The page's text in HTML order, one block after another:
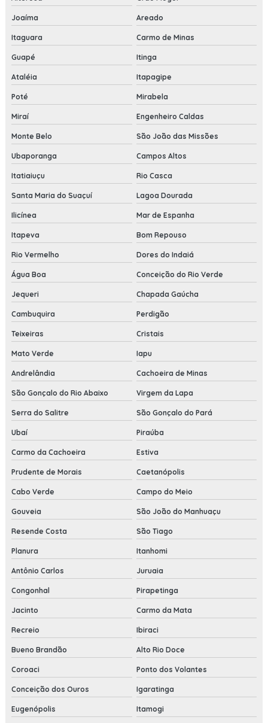
Joaíma Areado
Itaguara Carmo de Minas
Guapé Itinga
Ataléia Itapagipe
Poté Mirabela
Miraí Engenheiro Caldas
Monte Belo São João das Missões
Ubaporanga Campos Altos
Itatiaiuçu Rio Casca
Santa Maria do Suaçuí Lagoa Dourada
Ilicínea Mar de Espanha
Itapeva Bom Repouso
Rio Vermelho Dores do Indaiá
Água Boa Conceição do Rio Verde
Jequeri Chapada Gaúcha
Cambuquira Perdigão
Teixeiras Cristais
Mato Verde Iapu
Andrelândia Cachoeira de Minas
São Gonçalo do Rio Abaixo Virgem da Lapa
Serra do Salitre São Gonçalo do Pará
Ubaí Piraúba
Carmo da Cachoeira Estiva
Prudente de Morais Caetanópolis
Cabo Verde Campo do Meio
Gouveia São João do Manhuaçu
Resende Costa São Tiago
Planura Itanhomi
Antônio Carlos Juruaia
Congonhal Pirapetinga
Jacinto Carmo da Mata
Recreio Ibiraci
Bueno Brandão Alto Rio Doce
Coroaci Ponto dos Volantes
Conceição dos Ouros Igaratinga
Eugenópolis Itamogi